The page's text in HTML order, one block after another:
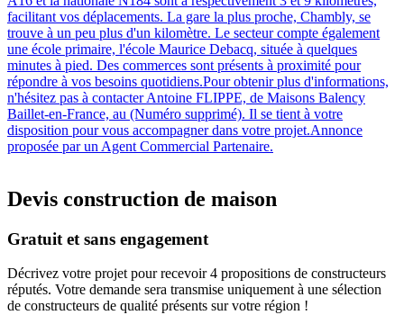
facilitant vos déplacements. La gare la plus proche, Chambly, se
trouve à un peu plus d'un kilomètre. Le secteur compte également
une école primaire, l'école Maurice Debacq, située à quelques
minutes à pied. Des commerces sont présents à proximité pour
répondre à vos besoins quotidiens.Pour obtenir plus d'informations,
n'hésitez pas à contacter Antoine FLIPPE, de Maisons Balency
Baillet-en-France, au (Numéro supprimé). Il se tient à votre
disposition pour vous accompagner dans votre projet.Annonce
proposée par un Agent Commercial Partenaire.
Devis construction de maison
Gratuit et sans engagement
Décrivez votre projet pour recevoir 4 propositions de constructeurs
réputés. Votre demande sera transmise uniquement à une sélection
de constructeurs de qualité présents sur votre région !